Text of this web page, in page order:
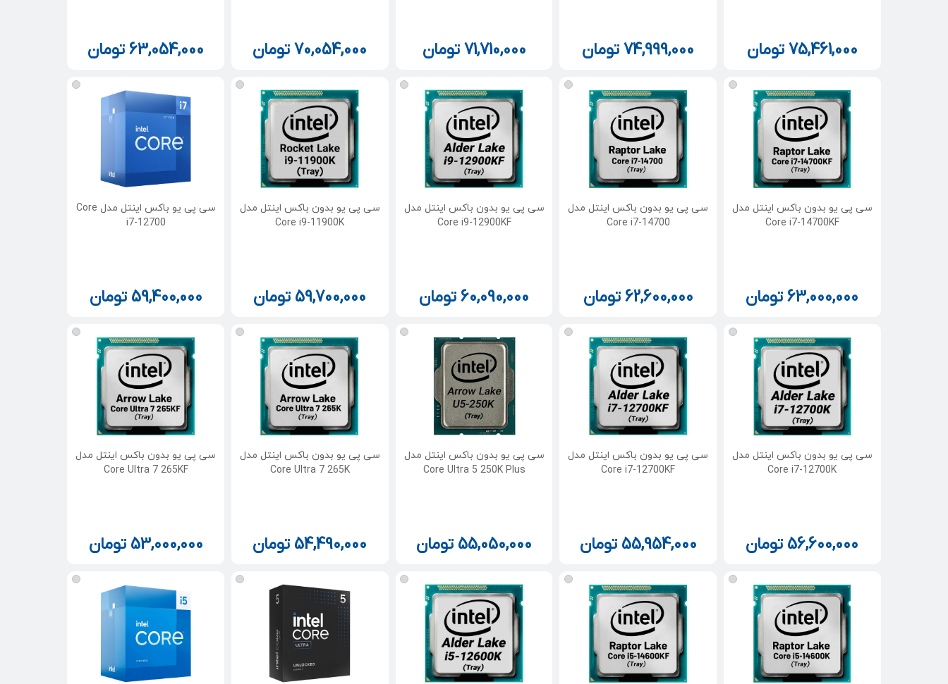
75,461,000 تومان 74,999,000تومان 71,710,000 تومان 70,054,000تومان 63,054,000تومان
سی پی یو بدون باکس اینتل مدل
Core i7-14700KF
63,000,000تومان
سی پی یو بدون باکس اینتل مدل
Core i7-14700
62,600,000 تومان
سی پی یو بدون باکس اینتل مدل
Core i9-12900KF
60,090,000 تومان
سی پی یو بدون باکس اینتل مدل
Core i9-11900K
59,700,000 تومان
سی پی یو باکس اینتل مدل Core
i7-12700
59,400,000 تومان
سی پی یو بدون باکس اینتل مدل
Core i7-12700K
56,600,000 تومان
سی پی یو بدون باکس اینتل مدل
Core i7-12700KF
55,954,000 تومان
سی پی یو بدون باکس اینتل مدل
Core Ultra 5 250K Plus
55,050,000 تومان
سی پی یو بدون باکس اینتل مدل
Core Ultra 7 265K
54,490,000 تومان
سی پی یو بدون باکس اینتل مدل
Core Ultra 7 265KF
53,000,000 تومان